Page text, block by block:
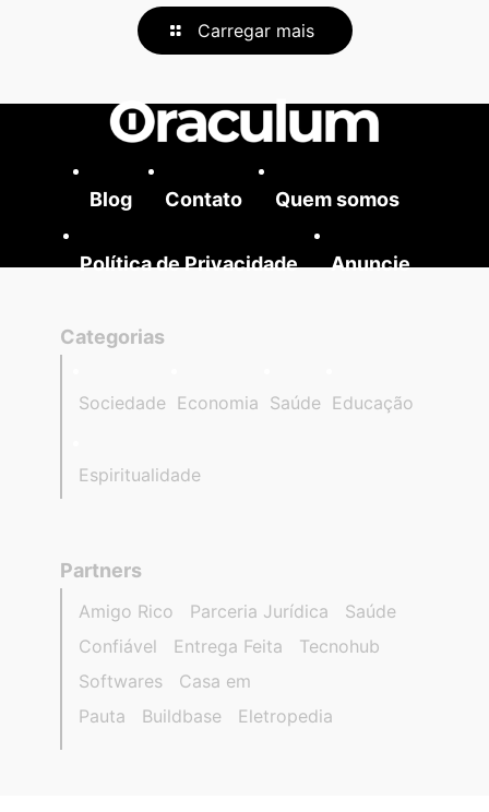
Carregar mais
Blog Contato Quem somos
Política de Privacidade Anuncie
Categorias
Sociedade Economia Saúde Educação
Espiritualidade
Partners
Amigo Rico Parceria Jurídica
Saúde
Confiável
Entrega Feita
Tecnohub
Softwares
Casa em
Pauta
Buildbase Eletropedia